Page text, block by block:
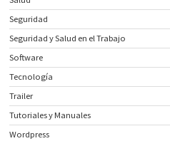
Seguridad
Seguridad y Salud en el Trabajo
Software
Tecnología
Trailer
Tutoriales y Manuales
Wordpress